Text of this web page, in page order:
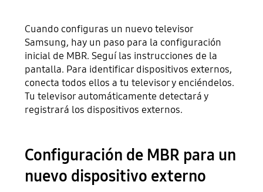
Cuando configuras un nuevo televisor
Samsung, hay un paso para la configuración
inicial de MBR. Seguí las instrucciones de la
pantalla. Para identificar dispositivos externos,
conecta todos ellos a tu televisor y enciéndelos.
Tu televisor automáticamente detectará y
registrará los dispositivos externos.
Configuración de MBR para un
nuevo dispositivo externo